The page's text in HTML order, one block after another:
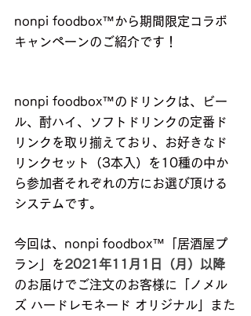
nonpi foodbox™から期間限定コラボ
キャンペーンのご紹介です！
nonpi foodbox™のドリンクは、ビー
ル、酎ハイ、ソフトドリンクの定番ド
リンクを取り揃えており、お好きなド
リンクセット（3本入）を10種の中か
ら参加者それぞれの方にお選び頂ける
システムです。
今回は、nonpi foodbox™「居酒屋プ
ラン」を2021年11月1日（月）以降
のお届けでご注文のお客様に「ノメル
ズ ハードレモネード オリジナル」また